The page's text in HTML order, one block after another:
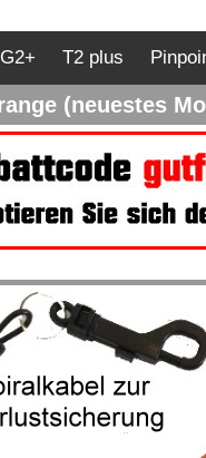
G2+ T2 plus
(neuestes